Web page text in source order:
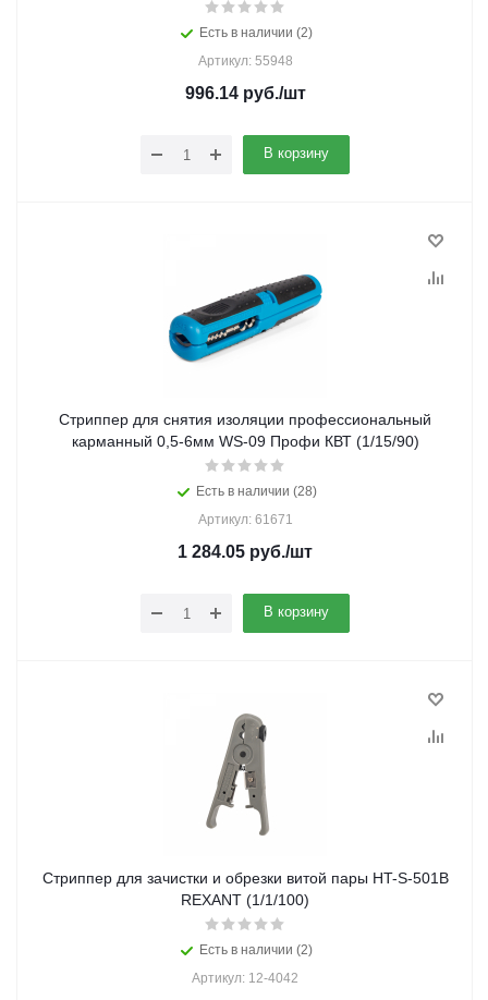
Есть в наличии (2)
Артикул: 55948
996.14руб./шт
В корзину
Стриппер для снятия изоляции профессиональный
карманный 0,5-6мм WS-09 Профи КВТ (1/15/90)
Есть в наличии (28)
Артикул: 61671
1 284.05 руб./шт
В корзину
Стриппер для зачистки и обрезки витой пары HT-S-501B
REXANT (1/1/100)
Есть в наличии (2)
Артикул: 12-4042